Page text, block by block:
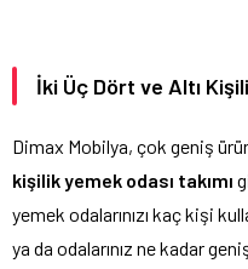
İki Üç Dört ve Altı
Dimax Mobilya, çok geniş
kişilikyemek odası takımı
yemek odalarınızı kaç kişi
ya da odalarınız ne kadar